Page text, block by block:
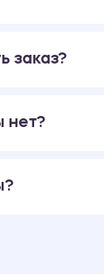
заказ?
нет?